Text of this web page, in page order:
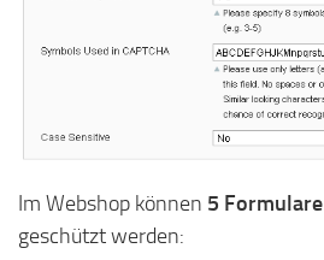
Im Webshop können 5 Formulare
geschützt werden: